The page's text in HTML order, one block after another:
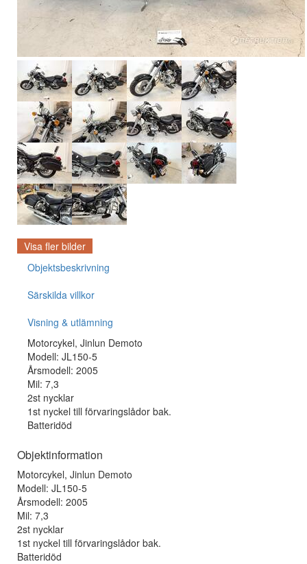
Visa fler bilder
Objektsbeskrivning
Särskilda villkor
Visning & utlämning
Motorcykel, Jinlun Demoto
Modell: JL150-5
Årsmodell: 2005
Mil: 7,3
2st nycklar
1st nyckel till förvaringslådor bak.
Batteridöd
Objektinformation
Motorcykel, Jinlun Demoto
Modell: JL150-5
Årsmodell: 2005
Mil: 7,3
2st nycklar
1st nyckel till förvaringslådor bak.
Batteridöd